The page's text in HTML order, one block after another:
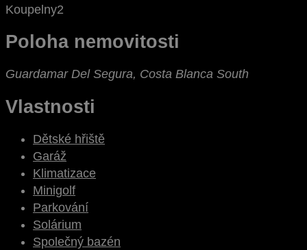
Koupelny2
Poloha nemovitosti
Guardamar Del Segura, Costa Blanca South
Vlastnosti
Dětské hřiště
Garáž
Klimatizace
Minigolf
Parkování
Solárium
Společný bazén